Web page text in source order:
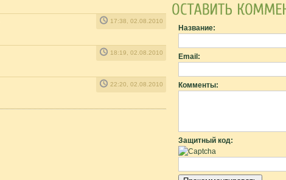
17:38, 02.08.2010
18:19, 02.08.2010
22:20, 02.08.2010
Название:
Email:
Комменты:
Защитный код: